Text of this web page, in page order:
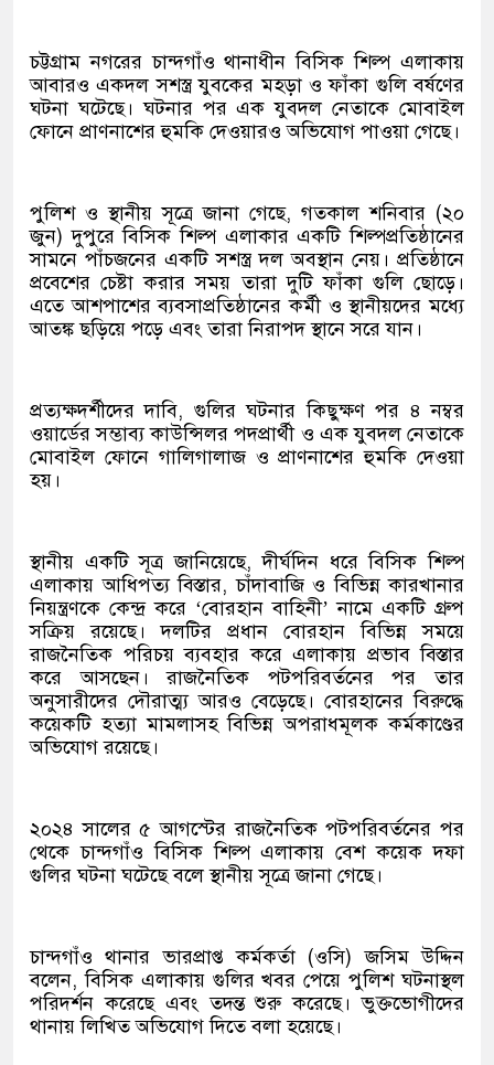
চট্টগ্রাম নগরের চান্দগাঁও থানাধীন বিসিক শিল্প এলাকায়
আবারও একদল সশস্ত্র যুবকের মহড়া ও ফাঁকা গুলি বর্ষণের
ঘটনা ঘটেছে। ঘটনার পর এক যুবদল নেতাকে মোবাইল
ফোনে প্রাণনাশের হুমকি দেওয়ারও অভিযোগ পাওয়া গেছে।
পুলিশ ও স্থানীয় সূত্রে জানা গেছে, গতকাল শনিবার (২০
জুন) দুপুরে বিসিক শিল্প এলাকার একটি শিল্পপ্রতিষ্ঠানের
সামনে পাঁচজনের একটি সশস্ত্র দল অবস্থান নেয়। প্রতিষ্ঠানে
প্রবেশের চেষ্টা করার সময় তারা দুটি ফাঁকা গুলি ছোড়ে।
এতে আশপাশের ব্যবসাপ্রতিষ্ঠানের কর্মী ও স্থানীয়দের মধ্যে
আতঙ্ক ছড়িয়ে পড়ে এবং তারা নিরাপদ স্থানে সরে যান।
প্রত্যক্ষদর্শীদের দাবি, গুলির ঘটনার কিছুক্ষণ পর ৪ নম্বর
ওয়ার্ডের সম্ভাব্য কাউন্সিলর পদপ্রার্থী ও এক যুবদল নেতাকে
মোবাইল ফোনে গালিগালাজ ও প্রাণনাশের হুমকি দেওয়া
হয়।
স্থানীয় একটি সূত্র জানিয়েছে, দীর্ঘদিন ধরে বিসিক শিল্প
এলাকায় আধিপত্য বিস্তার, চাঁদাবাজি ও বিভিন্ন কারখানার
নিয়ন্ত্রণকে কেন্দ্র করে ‘বোরহান বাহিনী’ নামে একটি গ্রুপ
সক্রিয় রয়েছে। দলটির প্রধান বোরহান বিভিন্ন সময়ে
রাজনৈতিক পরিচয় ব্যবহার করে এলাকায় প্রভাব বিস্তার
করে আসছেন। রাজনৈতিক পটপরিবর্তনের পর তার
অনুসারীদের দৌরাত্ম্য আরও বেড়েছে। বোরহানের বিরুদ্ধে
কয়েকটি হত্যা মামলাসহ বিভিন্ন অপরাধমূলক কর্মকাণ্ডের
অভিযোগ রয়েছে।
২০২৪ সালের ৫ আগস্টের রাজনৈতিক পটপরিবর্তনের পর
থেকে চান্দগাঁও বিসিক শিল্প এলাকায় বেশ কয়েক দফা
গুলির ঘটনা ঘটেছে বলে স্থানীয় সূত্রে জানা গেছে।
চান্দগাঁও থানার ভারপ্রাপ্ত কর্মকর্তা (ওসি) জসিম উদ্দিন
বলেন, বিসিক এলাকায় গুলির খবর পেয়ে পুলিশ ঘটনাস্থল
পরিদর্শন করেছে এবং তদন্ত শুরু করেছে। ভুক্তভোগীদের
থানায় লিখিত অভিযোগ দিতে বলা হয়েছে।